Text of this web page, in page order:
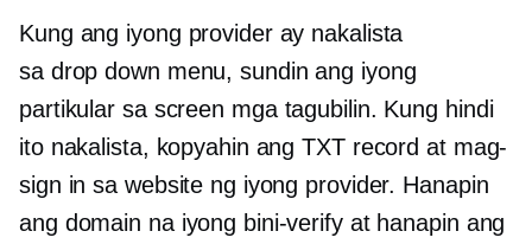
Kung ang iyong provider ay nakalista
sa drop down menu, sundin ang iyong
partikular sa screen mga tagubilin. Kung hindi
ito nakalista, kopyahin ang TXT record at mag-
sign in sa website ng iyong provider. Hanapin
ang domain na iyong bini-verify at hanapin ang